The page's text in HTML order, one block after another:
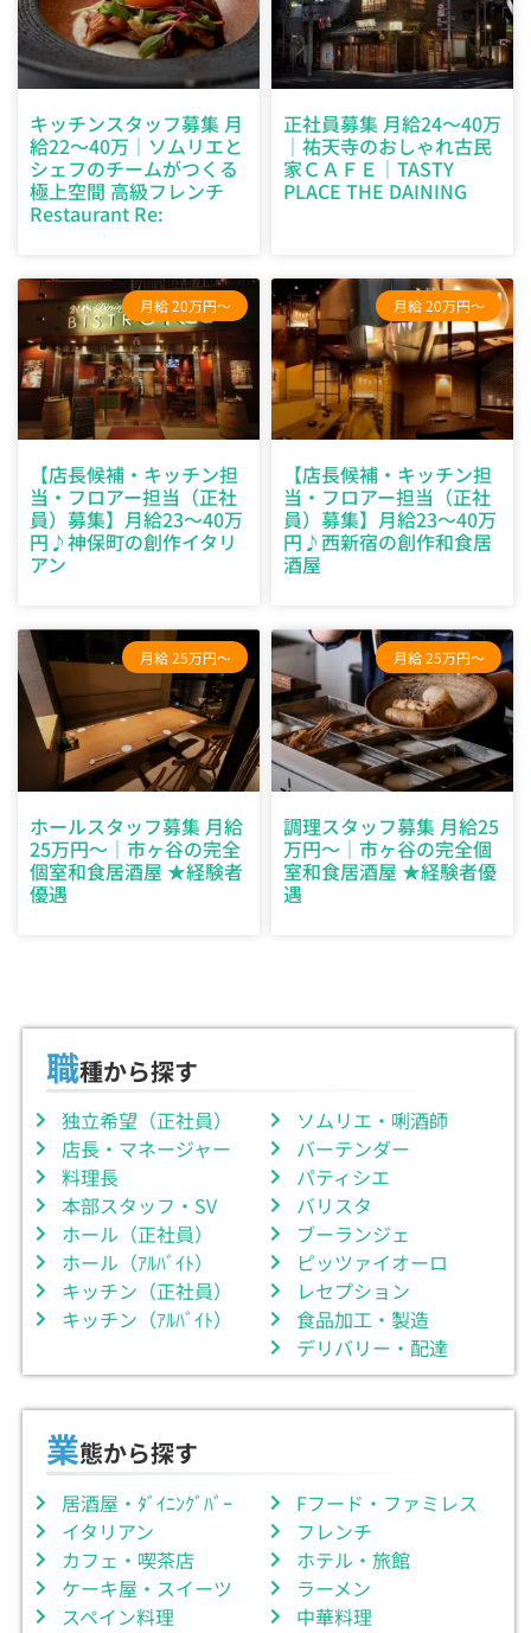
キッチンスタッフ募集 月
給22～40万｜ソムリエと
シェフのチームがつくる
極上空間 高級フレンチ
Restaurant Re:
正社員募集 月給24～40万
｜祐天寺のおしゃれ古民
家ＣＡＦＥ｜TASTY
PLACE THE DAINING
月給 20万円～
【店長候補・キッチン担
当・フロアー担当（正社
員）募集】月給23〜40万
円♪神保町の創作イタリ
アン
月給 20万円～
【店長候補・キッチン担
当・フロアー担当（正社
員）募集】月給23〜40万
円♪西新宿の創作和食居
酒屋
月給 25万円～
ホールスタッフ募集 月給
25万円〜｜市ヶ谷の完全
個室和食居酒屋 ★経験者
優遇
月給 25万円～
調理スタッフ募集 月給25
万円〜｜市ヶ谷の完全個
室和食居酒屋 ★経験者優
遇
職種から探す
独立希望（正社員）
店長・マネージャー
料理長
本部スタッフ・SV
ホール（正社員）
ホール（ｱﾙﾊﾞｲﾄ）
キッチン（正社員）
キッチン（ｱﾙﾊﾞｲﾄ）
ソムリエ・唎酒師
バーテンダー
パティシエ
バリスタ
ブーランジェ
ピッツァイオーロ
レセプション
食品加工・製造
デリバリー・配達
業態から探す
居酒屋・ﾀﾞｲﾆﾝｸﾞﾊﾞｰ
イタリアン
カフェ・喫茶店
ケーキ屋・スイーツ
スペイン料理
Fフード・ファミレス
フレンチ
ホテル・旅館
ラーメン
中華料理